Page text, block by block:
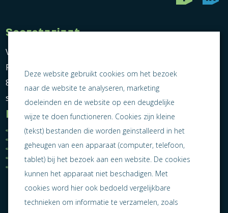
Secretariaat
Vereniging Ondernemend Sneek
Postbus 464
8600 AL Sneek
secretariaat@ondernemendsneek.nl
Informatie
Ledenoverzicht
Statuten
Algemene voorwaarden
Privacy statement
Jaarverslag 2025
Nieuws
Activiteiten
Lid worden
Contact
Deze website gebruikt cookies om het bezoek
naar de website te analyseren, marketing
doeleinden en de website op een deugdelijke
wijze te doen functioneren. Cookies zijn kleine
(tekst) bestanden die worden geïnstalleerd in het
geheugen van een apparaat (computer, telefoon,
tablet) bij het bezoek aan een website. De cookies
kunnen het apparaat niet beschadigen. Met
cookies word hier ook bedoeld vergelijkbare
technieken om informatie te verzamelen, zoals